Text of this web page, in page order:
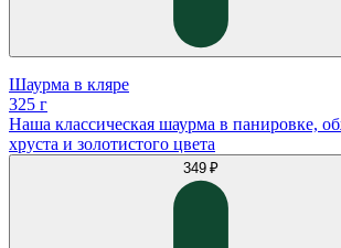
Шаурма в кляре
325 г
Наша классическая шаурма в панировке,
хруста и золотистого цвета
349 ₽